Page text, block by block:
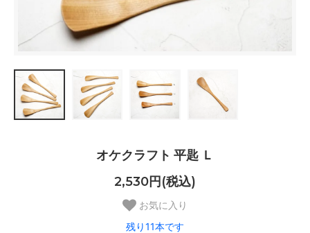
オケクラフト 平匙 Ｌ
2,530円(税込)
お気に入り
残り11本です